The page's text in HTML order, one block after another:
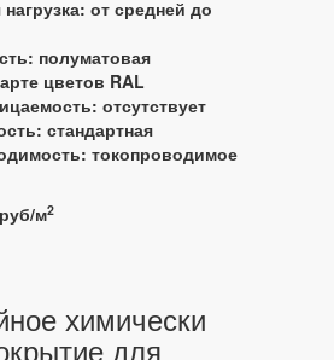
нагрузка: от средней до
полуматовая
цветов RAL
отсутствует
стандартная
токопроводимое
м2
химически
для